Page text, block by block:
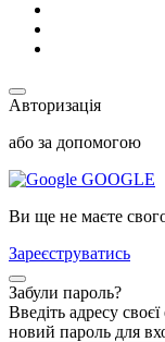
Авторизація
або за допомогою
GOOGLE
Ви ще не маєте
Зареєструватись
Забули пароль?
Введіть адресу
новий пароль для